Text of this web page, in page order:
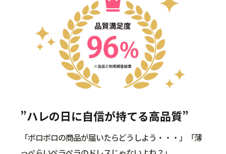
”ハレの日に自信が持てる高品質”
「ボロボロの商品が届いたらどうしよう・・・」「薄